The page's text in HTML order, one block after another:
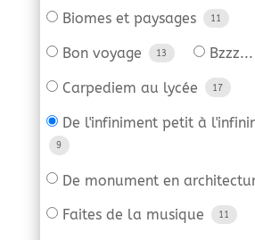
Biomes et paysages 11
Bon voyage 13 Bzzz...
Carpediem au lycée 17
De l'infiniment petit à
9
De monument en
Faites de la musique 11